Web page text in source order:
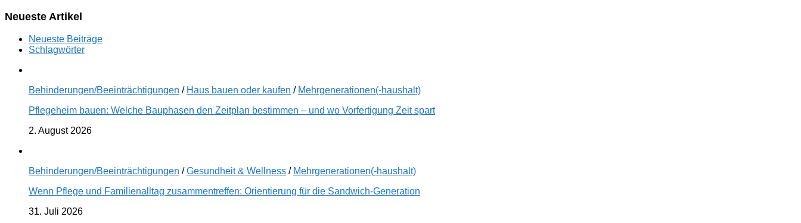
Neueste Artikel
Neueste Beiträge
Schlagwörter
Behinderungen/Beeinträchtigungen / Haus bauen oder kaufen / Mehrgenerationen(-haushalt)
Pflegeheim bauen: Welche Bauphasen den Zeitplan bestimmen – und wo Vorfertigung Zeit spart
2. August 2026
Behinderungen/Beeinträchtigungen /Gesundheit & Wellness / Mehrgenerationen(-haushalt)
Wenn Pflege und Familienalltag zusammentreffen: Orientierung für die Sandwich-Generation
31. Juli 2026